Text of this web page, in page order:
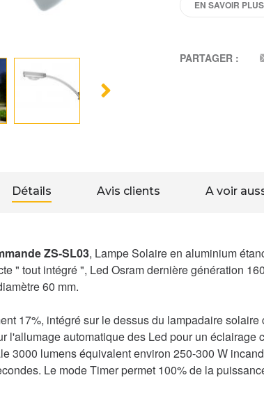
EN SAVOIR PLUS
PARTAGER :
Détails Avis clients A voir
ZS-SL03, Lampe Solaire en aluminium
" tout intégré ", Led Osram dernière génération
60 mm.
17%, intégré sur le dessus du lampadaire
l'allumage automatique des Led pour un
3000 lumens équivalent environ 250-300 W
Le mode Timer permet 100% de la